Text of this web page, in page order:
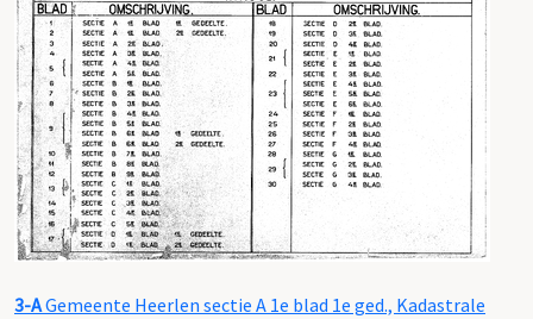
3-AGemeente Heerlen sectie A 1e blad 1e ged., Kadastrale